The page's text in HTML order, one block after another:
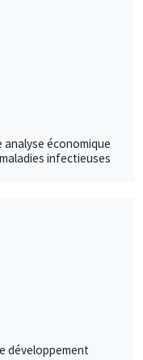
analyse économique
infectieuses
développement